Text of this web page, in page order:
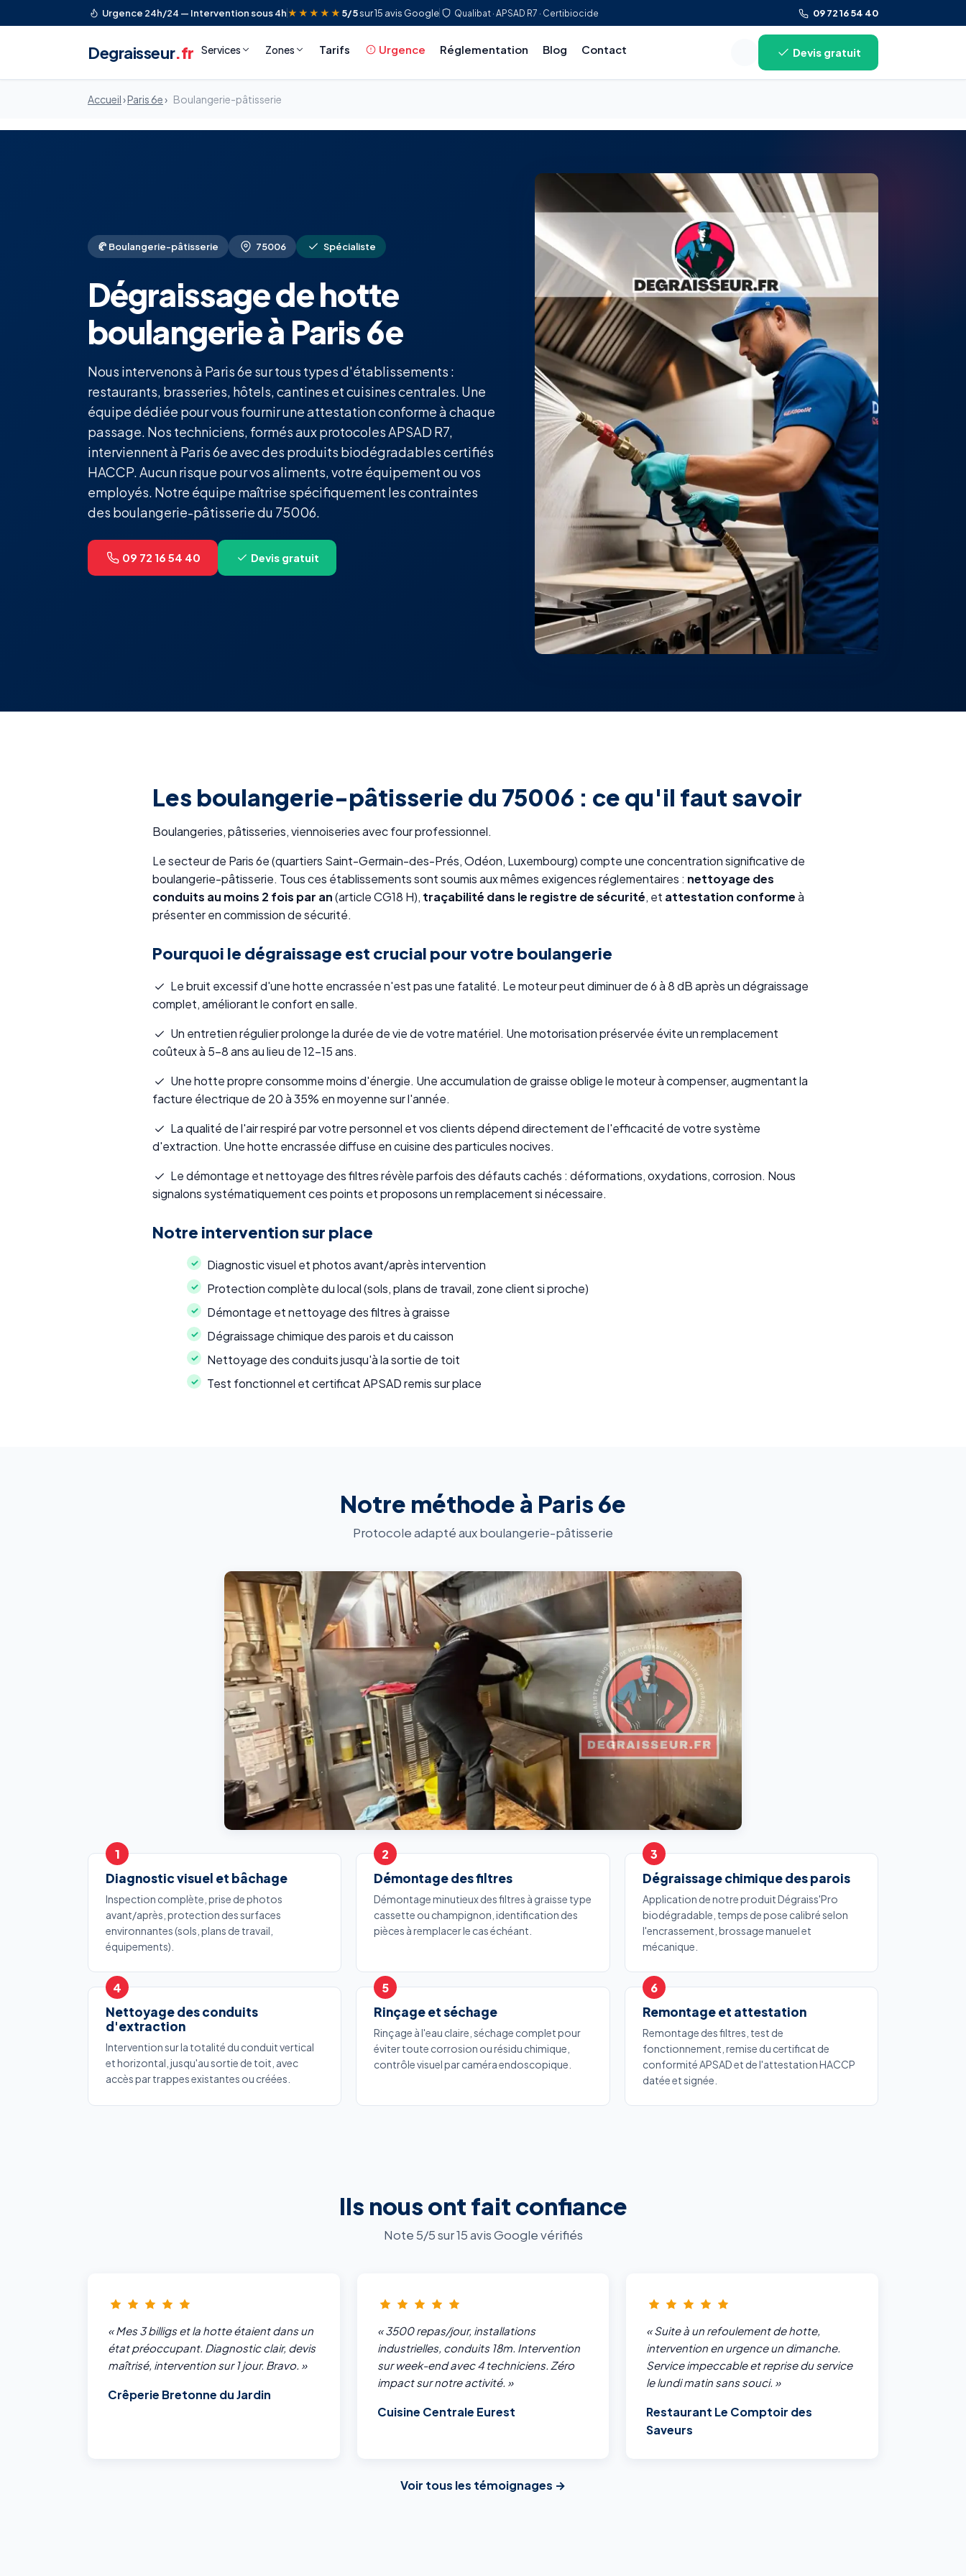
Urgence 24h/24 — Intervention sous 4h★★★★★ 5/5sur 15 avis Google Qualibat · APSAD R7 · Certibiocide 09 72 16 54 40
Degraisseur.fr Services Zones Tarifs Urgence Réglementation Blog Contact
Rechercher sur le site
Devis gratuit
Accueil›Paris 6e› Boulangerie-pâtisserie
🥐 Boulangerie-pâtisserie 75006 Spécialiste
Dégraissage de hotte
boulangerie à Paris 6e
Nous intervenons à Paris 6e sur tous types d'établissements :
restaurants, brasseries, hôtels, cantines et cuisines centrales. Une
équipe dédiée pour vous fournir une attestation conforme à chaque
passage. Nos techniciens, formés aux protocoles APSAD R7,
interviennent à Paris 6e avec des produits biodégradables certifiés
HACCP. Aucun risque pour vos aliments, votre équipement ou vos
employés. Notre équipe maîtrise spécifiquement les contraintes
des boulangerie-pâtisserie du 75006.
09 72 16 54 40 Devis gratuit
Les boulangerie-pâtisserie du 75006 : ce qu'il faut savoir
Boulangeries, pâtisseries, viennoiseries avec four professionnel.
Le secteur de Paris 6e (quartiers Saint-Germain-des-Prés, Odéon, Luxembourg) compte une concentration significative de
boulangerie-pâtisserie. Tous ces établissements sont soumis aux mêmes exigences réglementaires : nettoyage des
conduits au moins 2 fois par an(article CG18 H), traçabilité dans le registre de sécurité, et attestation conformeà
présenter en commission de sécurité.
Pourquoi le dégraissage est crucial pour votre boulangerie
Le bruit excessif d'une hotte encrassée n'est pas une fatalité. Le moteur peut diminuer de 6 à 8 dB après un dégraissage
complet, améliorant le confort en salle.
Un entretien régulier prolonge la durée de vie de votre matériel. Une motorisation préservée évite un remplacement
coûteux à 5-8 ans au lieu de 12-15 ans.
Une hotte propre consomme moins d'énergie. Une accumulation de graisse oblige le moteur à compenser, augmentant la
facture électrique de 20 à 35% en moyenne sur l'année.
La qualité de l'air respiré par votre personnel et vos clients dépend directement de l'efficacité de votre système
d'extraction. Une hotte encrassée diffuse en cuisine des particules nocives.
Le démontage et nettoyage des filtres révèle parfois des défauts cachés : déformations, oxydations, corrosion. Nous
signalons systématiquement ces points et proposons un remplacement si nécessaire.
Notre intervention sur place
Diagnostic visuel et photos avant/après intervention
Protection complète du local (sols, plans de travail, zone client si proche)
Démontage et nettoyage des filtres à graisse
Dégraissage chimique des parois et du caisson
Nettoyage des conduits jusqu'à la sortie de toit
Test fonctionnel et certificat APSAD remis sur place
Notre méthode à Paris 6e
Protocole adapté aux boulangerie-pâtisserie
Diagnostic visuel et bâchage
Inspection complète, prise de photos
avant/après, protection des surfaces
environnantes (sols, plans de travail,
équipements).
Démontage des filtres
Démontage minutieux des filtres à graisse type
cassette ou champignon, identification des
pièces à remplacer le cas échéant.
Dégraissage chimique des parois
Application de notre produit Dégraiss'Pro
biodégradable, temps de pose calibré selon
l'encrassement, brossage manuel et
mécanique.
Nettoyage des conduits
d'extraction
Intervention sur la totalité du conduit vertical
et horizontal, jusqu'au sortie de toit, avec
accès par trappes existantes ou créées.
Rinçage et séchage
Rinçage à l'eau claire, séchage complet pour
éviter toute corrosion ou résidu chimique,
contrôle visuel par caméra endoscopique.
Remontage et attestation
Remontage des filtres, test de
fonctionnement, remise du certificat de
conformité APSAD et de l'attestation HACCP
datée et signée.
Ils nous ont fait confiance
Note 5/5 sur 15 avis Google vérifiés
« Mes 3 billigs et la hotte étaient dans un
état préoccupant. Diagnostic clair, devis
maîtrisé, intervention sur 1 jour. Bravo. »
Crêperie Bretonne du Jardin
« 3500 repas/jour, installations
industrielles, conduits 18m. Intervention
sur week-end avec 4 techniciens. Zéro
impact sur notre activité. »
Cuisine Centrale Eurest
« Suite à un refoulement de hotte,
intervention en urgence un dimanche.
Service impeccable et reprise du service
le lundi matin sans souci. »
Restaurant Le Comptoir des
Saveurs
Voir tous les témoignages →